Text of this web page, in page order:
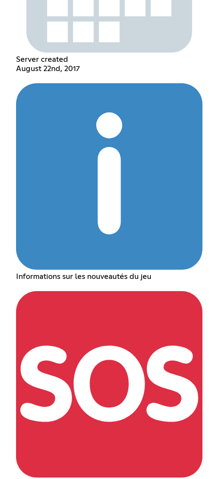
Server created
August 22nd, 2017
Informations sur les nouveautés du jeu